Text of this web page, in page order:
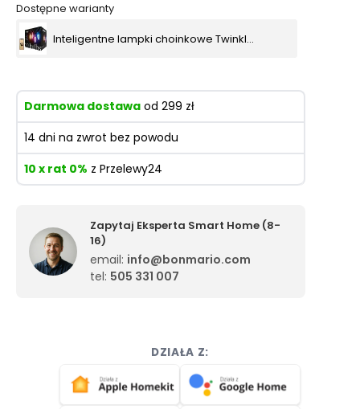
DZIAŁA Z:
Dostępne warianty
Inteligentne lampki choinkowe Twinkly C9 Bulbs String - 80 RGB LED, zielony kabel
Darmowa dostawa od 299 zł
14 dni na zwrot bez powodu
10 x rat 0% z Przelewy24
Zapytaj Eksperta Smart Home (8-
16)
email: info@bonmario.com
tel: 505 331 007